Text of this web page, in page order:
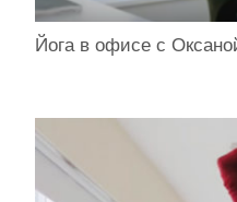
Йога в офисе с